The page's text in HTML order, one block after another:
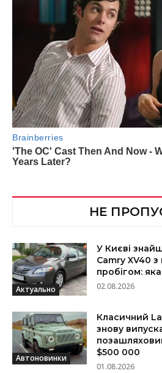
НЕ
Актуально
У Києві
Camry XV40 з
пробігом:
02.08.2026
Автоновинки
Класичний
знову
$500 000
01.08.2026